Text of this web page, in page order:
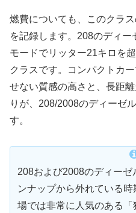
燃費についても、このクラ
を記録します。208のディ
モードでリッター21キロを
クラスです。コンパクトカ
せない質感の高さと、長距
りが、208/2008のディーゼ
す。
208および2008のディーゼ
ンナップから外れている
場では非常に人気のある